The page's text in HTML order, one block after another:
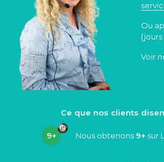
Ou
Voir
Ce que nos clients
9+ Nous obtenons 9+ sur